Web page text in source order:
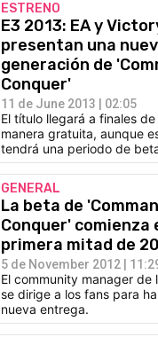
ESTRENO
E3 2013: EA y
presentan una
generación de
Conquer'
11 de June 2013 | 02:05
El título llegará a finales
manera gratuita, aunque
tendrá una periodo de
GENERAL
La beta de
Conquer' comienza
primera mitad de
5 de November 2012 |
El community manager de
se dirige a los fans para
nueva entrega.